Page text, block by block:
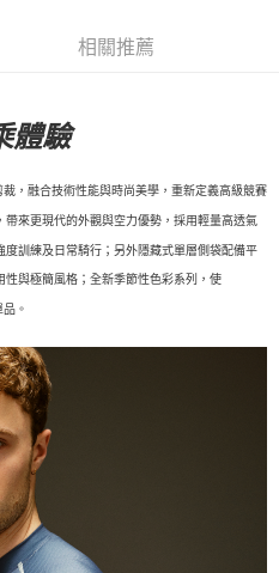
)免運費
上)免運費
相關推薦
體驗
，融合技術性能與時尚美學，重新定義高級競賽
來更現代的外觀與空力優勢，採用輕量高透氣
訓練及日常騎行；另外隱藏式單層側袋配備平
與極簡風格；全新季節性色彩系列，使
。